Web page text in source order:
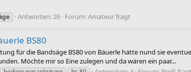
Antworten: 26 Forum:Amateur fragt
BS80
für die Bandsäge BS80 von Bäuerle hätte nund sie
Möchte mir so Eine zulegen und da wären ein paar...